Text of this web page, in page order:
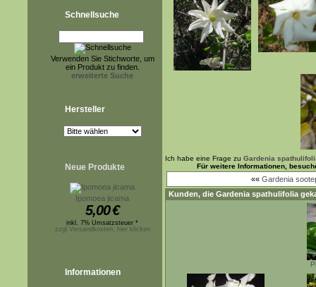
Schnellsuche
Verwenden Sie Stichworte, um
ein Produkt zu finden.
erweiterte Suche
Hersteller
Neue Produkte
Ipomoea jicama
5,00€
inkl. 7% Umsatzsteuer *
zzgl.Versandkosten, hier klicken
Informationen
Ich habe eine Frage zu Gardenia
Für weitere Informationen,
«« Gardenia
Kunden, die Gardenia spathulifolia